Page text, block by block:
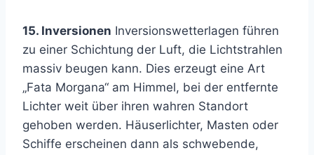
15. Inversionen Inversionswetterlagen führen
zu einer Schichtung der Luft, die Lichtstrahlen
massiv beugen kann. Dies erzeugt eine Art
„Fata Morgana“ am Himmel, bei der entfernte
Lichter weit über ihren wahren Standort
gehoben werden. Häuserlichter, Masten oder
Schiffe erscheinen dann als schwebende,